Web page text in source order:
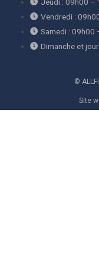
Vendredi :
Samedi : 09h00
Dimanche et
©
Site